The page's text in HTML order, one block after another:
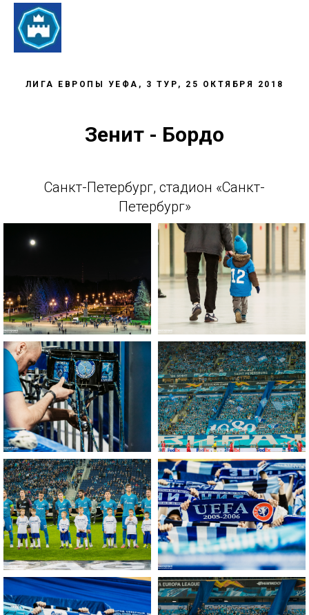
ЛИГА ЕВРОПЫ УЕФА, 3 ТУР, 25 ОКТЯБРЯ 2018
Зенит - Бордо
Санкт-Петербург, стадион «Санкт-
Петербург»